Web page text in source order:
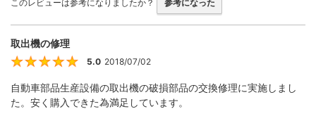
このレビューは参考になりましたか？ 参考になった
取出機の修理
5
5.0 2018/07/02
自動車部品生産設備の取出機の破損部品の交換修理に実施しまし
た。安く購入できた為満足しています。